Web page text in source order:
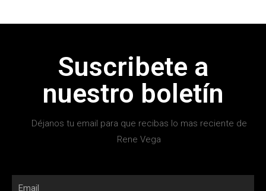
Suscribete a
nuestro boletín
Déjanos tu email para que recibas lo mas reciente de
Rene Vega